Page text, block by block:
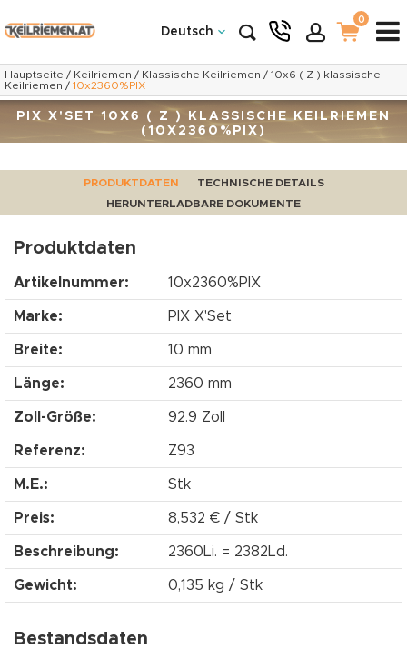
Deutsch
0
Hauptseite / Keilriemen / Klassische Keilriemen / 10x6 ( Z ) klassische
Keilriemen / 10x2360%PIX
PIX X'SET 10X6 ( Z ) KLASSISCHE KEILRIEMEN
(10X2360%PIX)
PRODUKTDATEN
TECHNISCHE DETAILS
HERUNTERLADBARE DOKUMENTE
Produktdaten
Artikelnummer: 10x2360%PIX
Marke: PIX X'Set
Breite: 10 mm
Länge: 2360 mm
Zoll-Größe: 92.9 Zoll
Referenz: Z93
M.E.: Stk
Preis: 8,532 € / Stk
Beschreibung: 2360Li. = 2382Ld.
Gewicht: 0,135 kg / Stk
Bestandsdaten